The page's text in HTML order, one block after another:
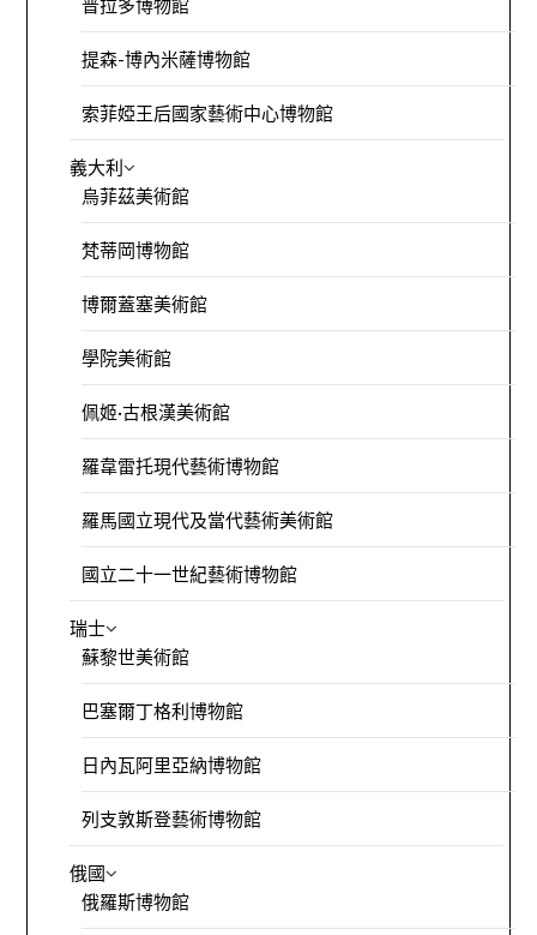
普拉多博物館
提森-博內米薩博物館
索菲婭王后國家藝術中心博物館
義大利
烏菲茲美術館
梵蒂岡博物館
博爾蓋塞美術館
學院美術館
佩姬·古根漢美術館
羅韋雷托現代藝術博物館
羅馬國立現代及當代藝術美術館
國立二十一世紀藝術博物館
瑞士
蘇黎世美術館
巴塞爾丁格利博物館
日內瓦阿里亞納博物館
列支敦斯登藝術博物館
俄國
俄羅斯博物館